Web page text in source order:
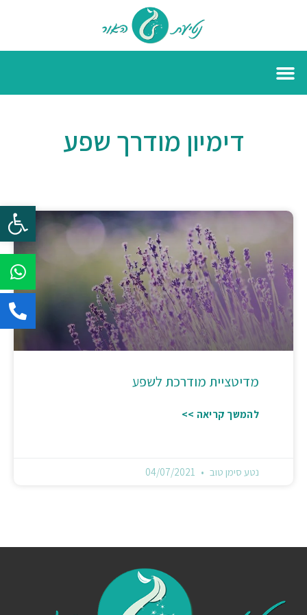
דימיון מודרך שפע
מדיטציית מודרכת לשפע
להמשך קריאה >>
נטע סימן טוב